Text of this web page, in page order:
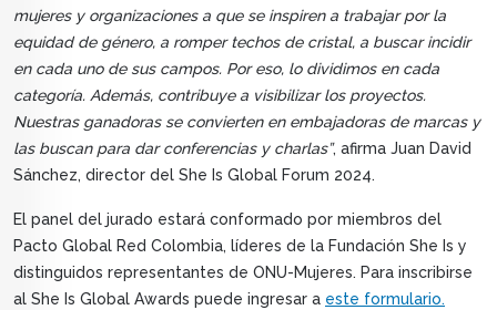
mujeres y organizaciones a que se inspiren a trabajar por la
equidad de género, a romper techos de cristal, a buscar incidir
en cada uno de sus campos. Por eso, lo dividimos en cada
categoría. Además, contribuye a visibilizar los proyectos.
Nuestras ganadoras se convierten en embajadoras de marcas y
las buscan para dar conferencias y charlas”, afirma Juan David
Sánchez, director del She Is Global Forum 2024.
El panel del jurado estará conformado por miembros del
Pacto Global Red Colombia, líderes de la Fundación She Is y
distinguidos representantes de ONU-Mujeres. Para inscribirse
al She Is Global Awards puede ingresar a este formulario.